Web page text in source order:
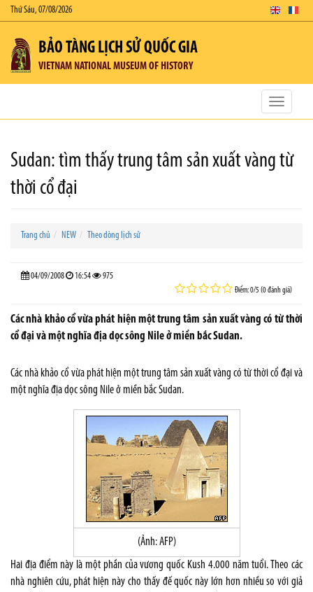
Thứ Sáu, 07/08/2026
BẢO TÀNG LỊCH SỬ QUỐC GIA
VIETNAM NATIONAL MUSEUM OF HISTORY
Toggle
Sudan: tìm thấy trung tâm sản xuất vàng từ
thời cổ đại
Trang chủ NEW Theo dòng lịch sử
04/09/2008 16:54 975
Điểm: 0/5 (0 đánh giá)
Các nhà khảo cổ vừa phát hiện một trung tâm sản xuất vàng có từ thời
cổ đại và một nghĩa địa dọc sông Nile ở miền bắc Sudan.
Các nhà khảo cổ vừa phát hiện một trung tâm sản xuất vàng có từ thời cổ đại và
một nghĩa địa dọc sông Nile ở miền bắc Sudan.
(Ảnh: AFP)
Hai địa điểm này là một phần của vương quốc Kush 4.000 năm tuổi. Theo các
nhà nghiên cứu, phát hiện này cho thấy đế quốc này lớn hơn nhiều so với giả